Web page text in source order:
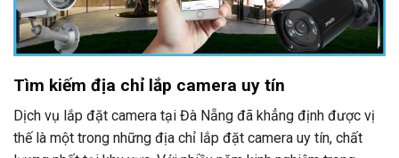
Tìm kiếm địa chỉ lắp camera uy tín
Dịch vụ lắp đặt camera tại Đà Nẵng đã khẳng định được vị
thế là một trong những địa chỉ lắp đặt camera uy tín, chất